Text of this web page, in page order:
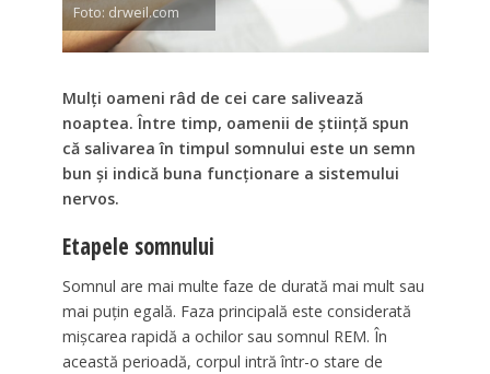
Foto: drweil.com
Mulți oameni râd de cei care salivează
noaptea. Între timp, oamenii de știință spun
că salivarea în timpul somnului este un semn
bun și indică buna funcționare a sistemului
nervos.
Etapele somnului
Somnul are mai multe faze de durată mai mult sau
mai puțin egală. Faza principală este considerată
mișcarea rapidă a ochilor sau somnul REM. În
această perioadă, corpul intră într-o stare de